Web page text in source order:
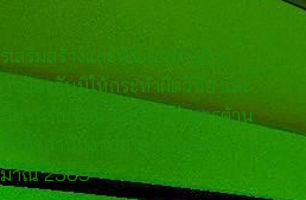
เสริมสร้างและพัฒนาทางด้าน
รป้องกันมิให้กระทำผิดวินัย และ
โยชน์ทับซ้อน โดยใช้หลักสูตรต้าน
งกัดสำนักงานสาธารณสุขอำเภอ
มาณ 2569